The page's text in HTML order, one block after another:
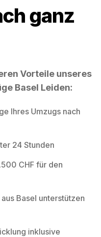
ganz
Vorteile unseres
Basel Leiden:
Ihres Umzugs nach
24 Stunden
CHF für den
Basel unterstützen
inklusive